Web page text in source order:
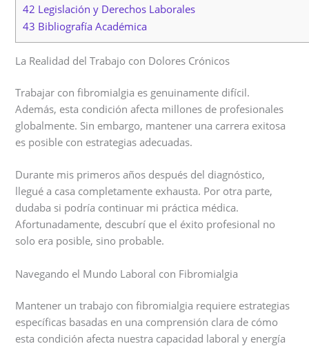
42 Legislación y Derechos Laborales
43 Bibliografía Académica
La Realidad del Trabajo con Dolores Crónicos
Trabajar con fibromialgia es genuinamente difícil.
Además, esta condición afecta millones de profesionales
globalmente. Sin embargo, mantener una carrera exitosa
es posible con estrategias adecuadas.
Durante mis primeros años después del diagnóstico,
llegué a casa completamente exhausta. Por otra parte,
dudaba si podría continuar mi práctica médica.
Afortunadamente, descubrí que el éxito profesional no
solo era posible, sino probable.
Navegando el Mundo Laboral con Fibromialgia
Mantener un trabajo con fibromialgia requiere estrategias
específicas basadas en una comprensión clara de cómo
esta condición afecta nuestra capacidad laboral y energía